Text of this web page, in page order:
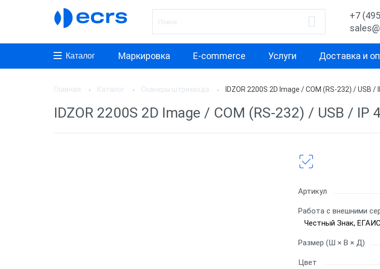
+7
Каталог Маркировка E-commerce Услуги Доставка и
Производитель
АТОЛ
Honeywell
1D
Проводные сканеры
Ручные сканеры
Главная Каталог Сканеры штрихкода IDZOR 2200S 2D Image / COM (RS-232) / USB
IDZOR 2200S 2D Image / COM (RS-232) / USB /
Артикул
Работа с внешними
Честный Знак, ЕГАИС
Размер (Ш × В × Д)
Цвет